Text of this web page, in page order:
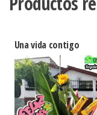
Una vida contigo